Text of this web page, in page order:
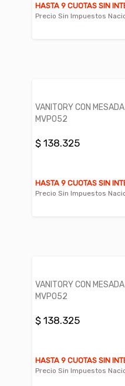
HASTA 9 CUOTAS SIN
Precio Sin Impuestos
VANITORY CON
MVP052
$ 138.325
HASTA 9 CUOTAS SIN
Precio Sin Impuestos
VANITORY CON
MVP052
$ 138.325
HASTA 9 CUOTAS SIN
Precio Sin Impuestos